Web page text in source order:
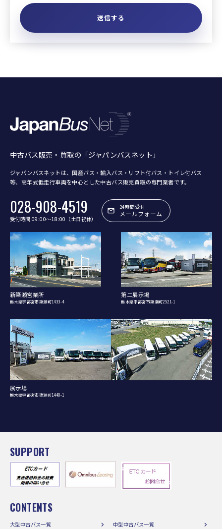
中古バス販売・買取の「ジャパンバスネット」
ジャパンバスネットは、国産バス・輸入バス・リフト付バス・トイレ付バス
等、 高年式低走行車両を中心とした中古バス販売買取の専門業者です。
028-908-4519
受付時間 09:00〜18:00（土日祝休）
24時間受付
メールフォーム
新簗瀬営業所
栃木県宇都宮市簗瀬町1433-4
第二展示場
栃木県宇都宮市簗瀬町2521-1
展示場
栃木県宇都宮市簗瀬町1440-1
SUPPORT
CONTENTS
大型中古バス一覧 中型中古バス一覧